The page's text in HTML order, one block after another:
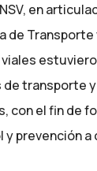
en
de Transporte
de transporte
con el fin de
y prevención